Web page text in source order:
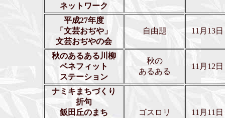
ネットワーク
平成27年度
「文芸おぢや」
文芸おぢやの会
自由題 11月13日
秋のあるある川柳
ベネフィット
ステーション
秋の
あるある
11月12日
ナミキまちづくり
折句
飯田丘のまち
ゴスロリ 11月11日